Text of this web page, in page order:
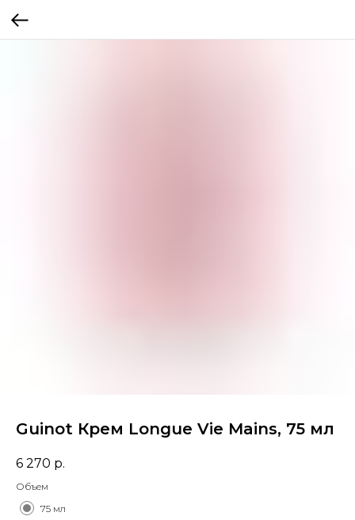
Guinot Крем Longue Vie Mains, 75 мл
6 270 р.
Объем
75 мл